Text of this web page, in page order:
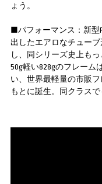
ょう。
■パフォーマンス：新型
出したエアロなチュー
し、同シリーズ史上も
50g軽い828gのフレーム
い、世界最軽量の市販
もとに誕生。同クラス